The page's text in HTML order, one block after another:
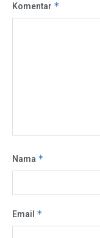
Komentar *
Nama *
Email *